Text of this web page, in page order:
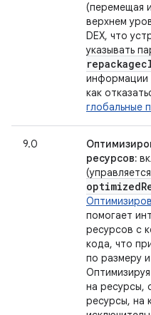
(перемещая
верхнем
DEX, что
указывать
информации
как
глобальные
9.0
ресурсов:
optimized
помогает
ресурсов с
кода, что
по размеру
на ресурсы,
ресурсы, на